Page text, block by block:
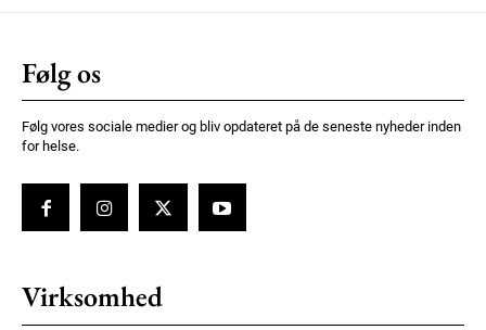
Følg os
Følg vores sociale medier og bliv opdateret på de seneste nyheder inden
for helse.
Virksomhed